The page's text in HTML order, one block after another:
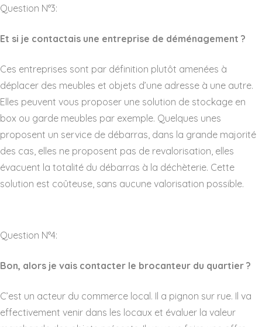
Question N°3:
Et si je contactais une entreprise de déménagement ?
Ces entreprises sont par définition plutôt amenées à
déplacer des meubles et objets d’une adresse à une autre.
Elles peuvent vous proposer une solution de stockage en
box ou garde meubles par exemple. Quelques unes
proposent un service de débarras, dans la grande majorité
des cas, elles ne proposent pas de revalorisation, elles
évacuent la totalité du débarras à la déchèterie. Cette
solution est coûteuse, sans aucune valorisation possible.
Question N°4:
Bon, alors je vais contacter le brocanteur du quartier ?
C’est un acteur du commerce local. Il a pignon sur rue. Il va
effectivement venir dans les locaux et évaluer la valeur